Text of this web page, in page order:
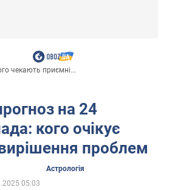
чекають приємні...
на 24
кого очікує
вирішення проблем
Астрологія
05:03